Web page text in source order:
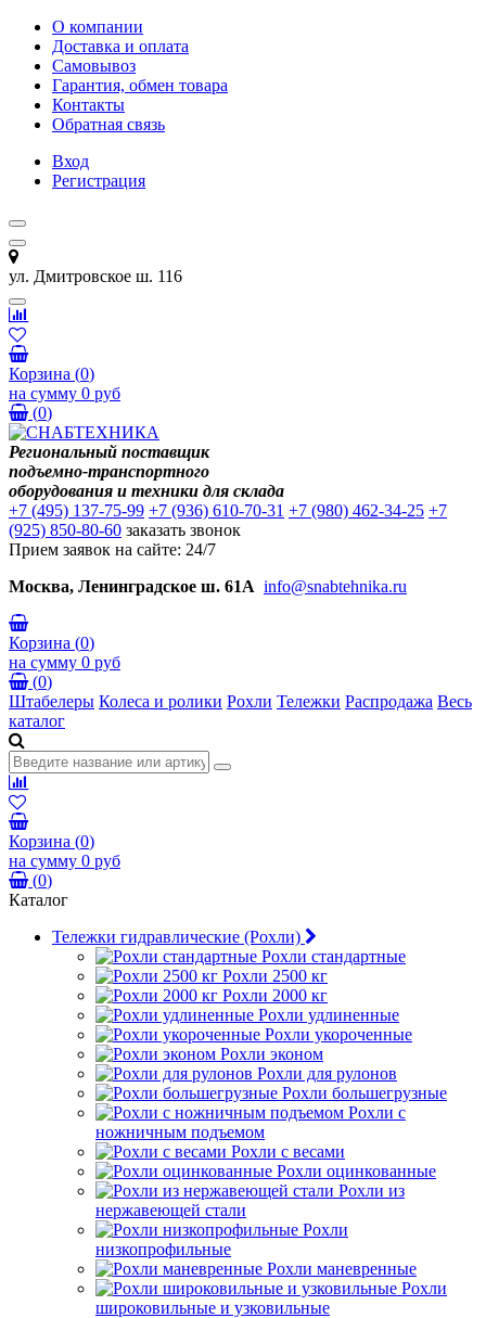
О компании
Доставка и оплата
Самовывоз
Гарантия, обмен товара
Контакты
Обратная связь
Вход
Регистрация
ул. Дмитровское ш. 116
Корзина (0)
на сумму 0 руб
(0)
Региональный поставщик
подъемно-транспортного
оборудования и техники для склада
+7 (495) 137-75-99 +7 (936) 610-70-31 +7 (980) 462-34-25 +7
(925) 850-80-60 заказать звонок
Прием заявок на сайте: 24/7
Москва, Ленинградское ш. 61А info@snabtehnika.ru
Корзина (0)
на сумму 0 руб
(0)
Штабелеры Колеса и ролики Рохли Тележки Распродажа Весь
каталог
Корзина (0)
на сумму 0 руб
(0)
Каталог
Тележки гидравлические (Рохли)
Рохли стандартные
Рохли 2500 кг
Рохли 2000 кг
Рохли удлиненные
Рохли укороченные
Рохли эконом
Рохли для рулонов
Рохли большегрузные
Рохли с
ножничным подъемом
Рохли с весами
Рохли оцинкованные
Рохли из
нержавеющей стали
Рохли
низкопрофильные
Рохли маневренные
Рохли
широковильные и узковильные